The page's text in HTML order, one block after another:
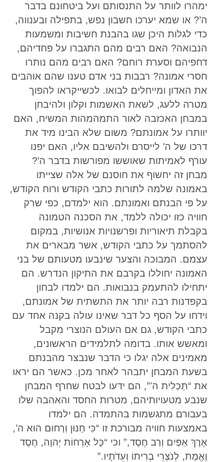
ימהרו לוותר על התנסותם ועל ביטחונם בדבר
ה’? או שמא יערכו חשבון נפש, בתפילה ובענווה,
כדי לגלות היכן שגו בהבנת חשיבות ומשמעות
הנבואה? האם רבים מהם התגברו על פחדיהם,
דחפיהם וסערת רוחם? האם רבים מהם נותרו
חסרי אמונה? רבבות בני אדם טענו שהם אוהבים
את האדון ומייחלים לבואו. לכשייקראו להפוך
מטרה ללעג, לשאת האשמות וקלון ולהיבחן
במבחן האכזבה לאור התמהמהות המשיח, האם
יוותרו על אמונתם? משום שלא הבינו מיד את
דרכו של ה’ לייסרם ולהשיבם אליו, האם יפנו
עורף לאמיתות שאוששו מפורשות בדבר ה’?
מבחן זה יחשוף את חוסנם של אלה שצייתו
באמונה שלמה לתורות כתבי הקודש ורוח הקודש,
על פי הבנתם ואמונתם. הוא ילמדם, כפי שרק
חוויה כזו יכולה ללמד, את הסכנה הטמונה
בקבלת תיאוריות ופרשנויות אנושיות, במקום
להסתמך על כתבי הקודש, אשר מבארים את
עצמם. המבוכה והצער שינבעו מטעותם של בני
האמונה יחוללו בקרבם את התיקון הנדרש. הם
יתחילו להתעמק בנבואות. הם ילמדו לבחון
בקפדנות רבה יותר את התשתית של אמונתם,
וידחו על הסף כל דבר שאינו עולה בקנה אחד עם
כתבי הקודש, גם אם העולם הנוצרי מקבל
ומאשש אותו. בדומה לתלמידים הראשונים,
מאמינים אלה יגלו כי הדבר שנבצר מהבנתם
בשעת המבחן יתבהר לאחר מכן. כאשר הם יראו
את “תַּכְלִית ה'”, הם ידעו לבטח שחרף המבחן
שנבע מטעויותיהם, מטרות החסד והאהבה שלו
בעבורם מתגשמות בהתמדה. הם ילמדו
באמצעות חוויה מבורכת זו “כִּי חַנּוּן וְרַחוּם הוּא ה’,
אֶרֶךְ אַפַּיִם וְרַב חֶסֶד,” וכי “כָּל אָרְחוֹת יְהוָה, חֶסֶד
וֶאֱמֶת, לְנֹצְרֵי בְרִיתוֹ וְעֵדֹתָיו.”